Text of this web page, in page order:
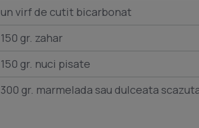
un virf de cutit bicarbonat
150 gr. zahar
150 gr. nuci pisate
300 gr. marmelada sau dulceata